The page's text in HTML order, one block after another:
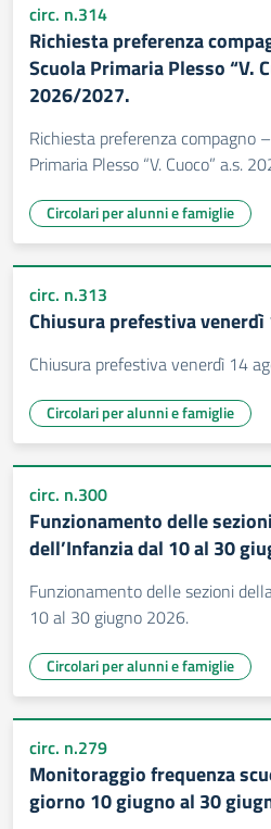
circ. n.314
Richiesta preferenza
Scuola Primaria Plesso “V.
2026/2027.
Richiesta preferenza compagno
Primaria Plesso “V. Cuoco” a.s.
Circolari per alunni e famiglie
circ. n.313
Chiusura prefestiva
Chiusura prefestiva venerdì 14
Circolari per alunni e famiglie
circ. n.300
Funzionamento delle
dell’Infanzia dal 10 al 30
Funzionamento delle sezioni
10 al 30 giugno 2026.
Circolari per alunni e famiglie
circ. n.279
Monitoraggio frequenza
giorno 10 giugno al 30